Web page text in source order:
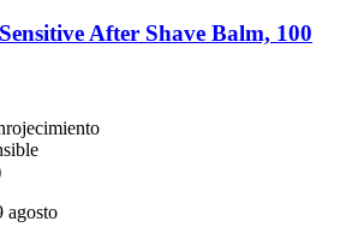
After Shave Balm, 100
agosto